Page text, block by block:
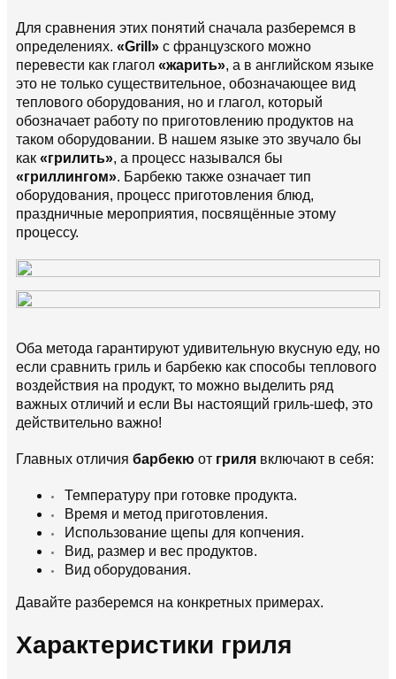
Для сравнения этих понятий сначала разберемся в
определениях. «Grill» с французского можно
перевести как глагол «жарить», а в английском языке
это не только существительное, обозначающее вид
теплового оборудования, но и глагол, который
обозначает работу по приготовлению продуктов на
таком оборудовании. В нашем языке это звучало бы
как «грилить», а процесс назывался бы
«гриллингом». Барбекю также означает тип
оборудования, процесс приготовления блюд,
праздничные мероприятия, посвящённые этому
процессу.
Оба метода гарантируют удивительную вкусную еду, но
если сравнить гриль и барбекю как способы теплового
воздействия на продукт, то можно выделить ряд
важных отличий и если Вы настоящий гриль-шеф, это
действительно важно!
Главных отличия барбекю от гриля включают в себя:
Температуру при готовке продукта.
Время и метод приготовления.
Использование щепы для копчения.
Вид, размер и вес продуктов.
Вид оборудования.
Давайте разберемся на конкретных примерах.
Характеристики гриля